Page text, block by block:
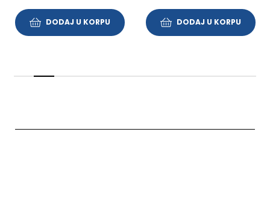
DODAJ U KORPU DODAJ U KORPU